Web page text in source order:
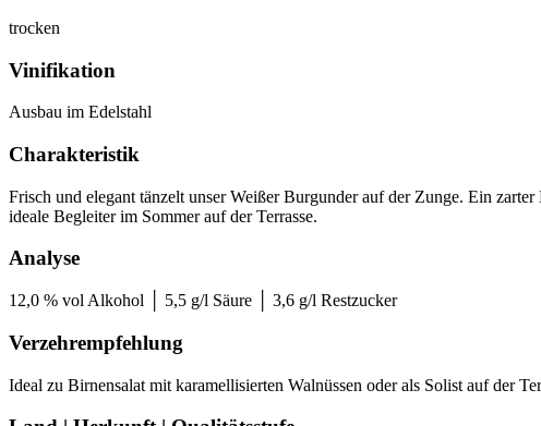
trocken
Vinifikation
Ausbau im Edelstahl
Charakteristik
Frisch und elegant tänzelt unser Weißer Burgunder auf der Zunge. Ein
ideale Begleiter im Sommer auf der Terrasse.
Analyse
12,0 % vol Alkohol │ 5,5 g/l Säure │ 3,6 g/l Restzucker
Verzehrempfehlung
Ideal zu Birnensalat mit karamellisierten Walnüssen oder als Solist auf der